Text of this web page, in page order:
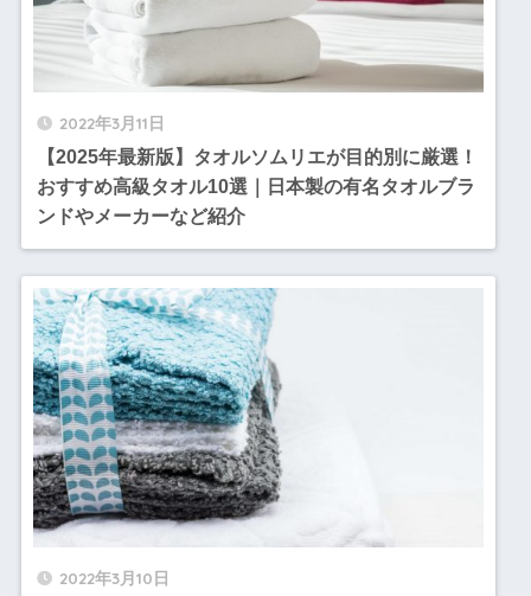
2022年3月11日
【2025年最新版】タオルソムリエが目的別に厳選！
おすすめ高級タオル10選｜日本製の有名タオルブラ
ンドやメーカーなど紹介
2022年3月10日